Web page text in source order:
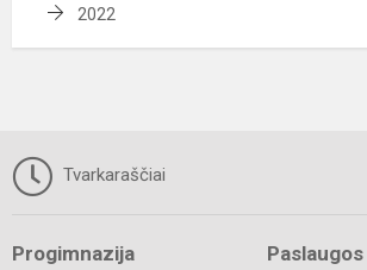
2022
Tvarkaraščiai
Progimnazija Paslaugos